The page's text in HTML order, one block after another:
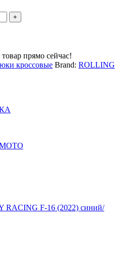
прямо сейчас!
кроссовые Brand: ROLLING